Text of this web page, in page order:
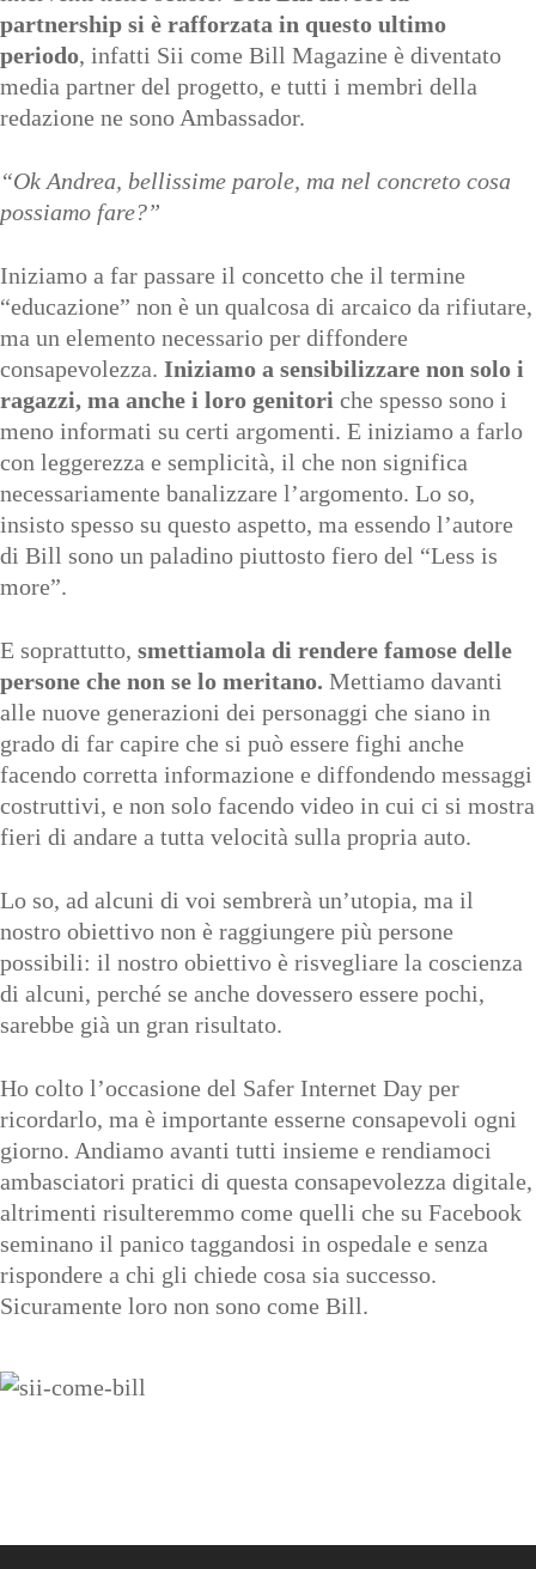
partnership si è rafforzata in questo ultimo
periodo, infatti Sii come Bill Magazine è diventato
media partner del progetto, e tutti i membri della
redazione ne sono Ambassador.
“Ok Andrea, bellissime parole, ma nel concreto cosa
possiamo fare?”
Iniziamo a far passare il concetto che il termine
“educazione” non è un qualcosa di arcaico da rifiutare,
ma un elemento necessario per diffondere
consapevolezza. Iniziamo a sensibilizzare non solo i
ragazzi, ma anche i loro genitori che spesso sono i
meno informati su certi argomenti. E iniziamo a farlo
con leggerezza e semplicità, il che non significa
necessariamente banalizzare l’argomento. Lo so,
insisto spesso su questo aspetto, ma essendo l’autore
di Bill sono un paladino piuttosto fiero del “Less is
more”.
E soprattutto, smettiamola di rendere famose delle
persone che non se lo meritano. Mettiamo davanti
alle nuove generazioni dei personaggi che siano in
grado di far capire che si può essere fighi anche
facendo corretta informazione e diffondendo messaggi
costruttivi, e non solo facendo video in cui ci si mostra
fieri di andare a tutta velocità sulla propria auto.
Lo so, ad alcuni di voi sembrerà un’utopia, ma il
nostro obiettivo non è raggiungere più persone
possibili: il nostro obiettivo è risvegliare la coscienza
di alcuni, perché se anche dovessero essere pochi,
sarebbe già un gran risultato.
Ho colto l’occasione del Safer Internet Day per
ricordarlo, ma è importante esserne consapevoli ogni
giorno. Andiamo avanti tutti insieme e rendiamoci
ambasciatori pratici di questa consapevolezza digitale,
altrimenti risulteremmo come quelli che su Facebook
seminano il panico taggandosi in ospedale e senza
rispondere a chi gli chiede cosa sia successo.
Sicuramente loro non sono come Bill.